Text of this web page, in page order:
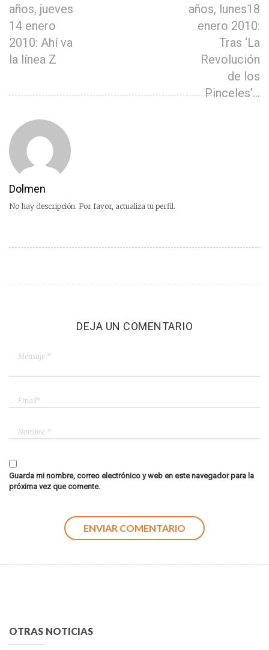
años, jueves
14 enero
2010: Ahí va
la línea Z
años, lunes18
enero 2010:
Tras ‘La
Revolución
de los
Pinceles’…
Dolmen
No hay descripción. Por favor, actualiza tu perfil.
DEJA UN COMENTARIO
Guarda mi nombre, correo electrónico y web en este navegador para la
próxima vez que comente.
OTRAS NOTICIAS